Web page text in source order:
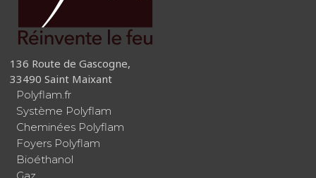
136 Route de Gascogne,
33490 Saint Maixant
Polyflam.fr
Système Polyflam
Cheminées Polyflam
Foyers Polyflam
Bioéthanol
Gaz